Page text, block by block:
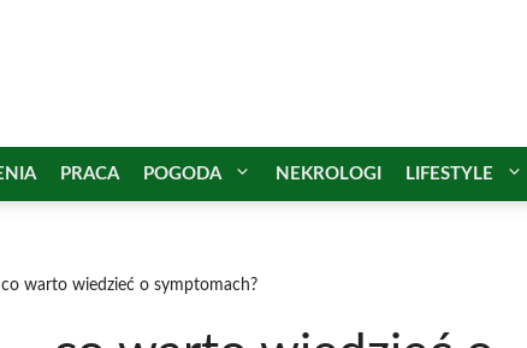
PRACA POGODA NEKROLOGI LIFESTYLE
warto wiedzieć o symptomach?